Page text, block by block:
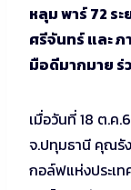
หลุม พาร์ 72 ร
ศรีจันทร์ และ
มือดีมากมาย ร่
เมื่อวันที่ 18 ต.ค
จ.ปทุมธานี คุณรั
กอล์ฟแห่งประเท